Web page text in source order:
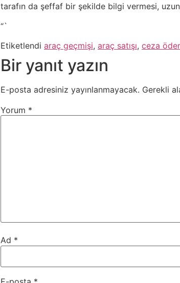
tarafın da şeffaf bir şekilde bilgi vermesi,
“`
Etiketlendi araç geçmişi, araç satışı, ceza
Bir yanıt yazın
E-posta adresiniz yayınlanmayacak. Gerekli
Yorum *
Ad *